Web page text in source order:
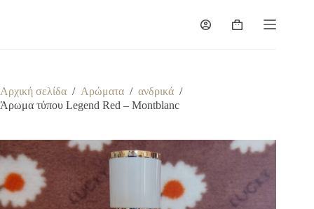
Καλάθι
Αρχική σελίδα / Αρώματα / ανδρικά /
Άρωμα τύπου Legend Red – Montblanc